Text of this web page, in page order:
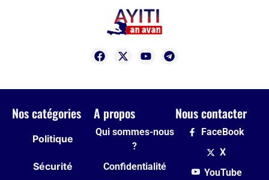
Nos catégories
Politique
Sécurité
A propos
Qui sommes-nous
?
Confidentialité
Nous contacter
FaceBook
X
YouTube